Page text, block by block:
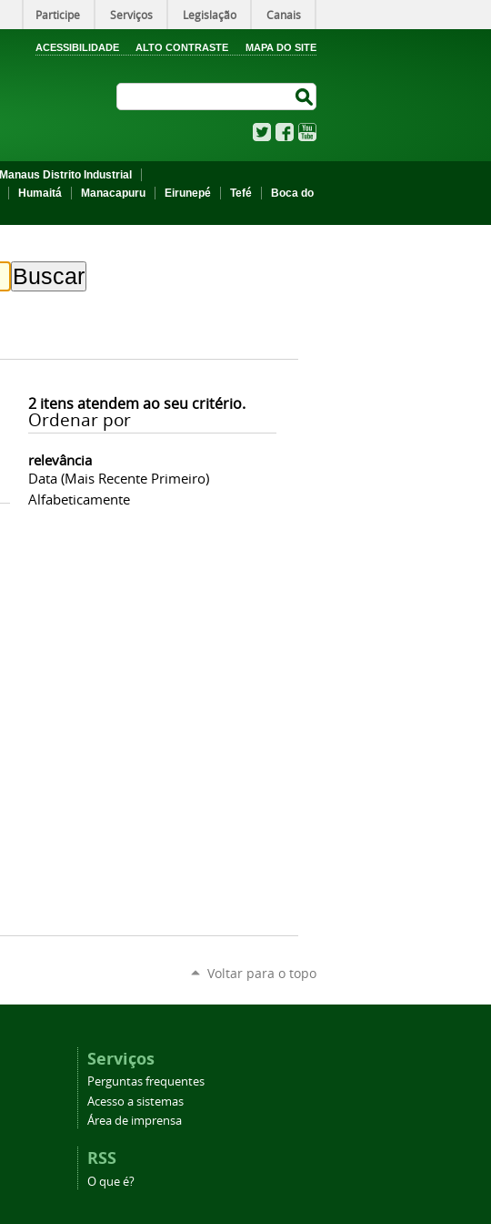
Participe Serviços Legislação Canais
ACESSIBILIDADE ALTO CONTRASTE MAPA DO SITE
TwitterFacebook
Manaus Distrito Industrial
Humaitá Manacapuru Eirunepé Tefé
Boca do
2itens atendem ao seu critério.
Ordenar por
relevância
Data (mais Recente Primeiro)
Alfabeticamente
Voltar para o topo
Serviços
Perguntas frequentes
Acesso a sistemas
Área de imprensa
RSS
O que é?